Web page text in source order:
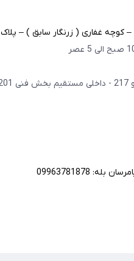
غفاری ( زرنگار سابق ) – پلاک 23 – طبقه 3.